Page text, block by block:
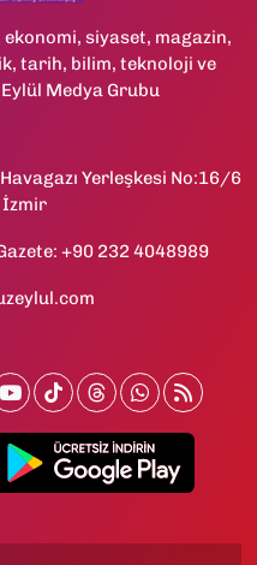
siyaset, magazin,
tarih, bilim, teknoloji ve
Medya Grubu
Yerleşkesi No:16/6
+90 232 4048989